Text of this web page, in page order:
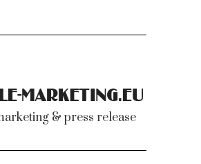
& press release